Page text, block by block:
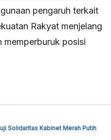
pengaruh terkait
Rakyat menjelang
memperburuk posisi
Solidaritas Kabinet Merah Putih